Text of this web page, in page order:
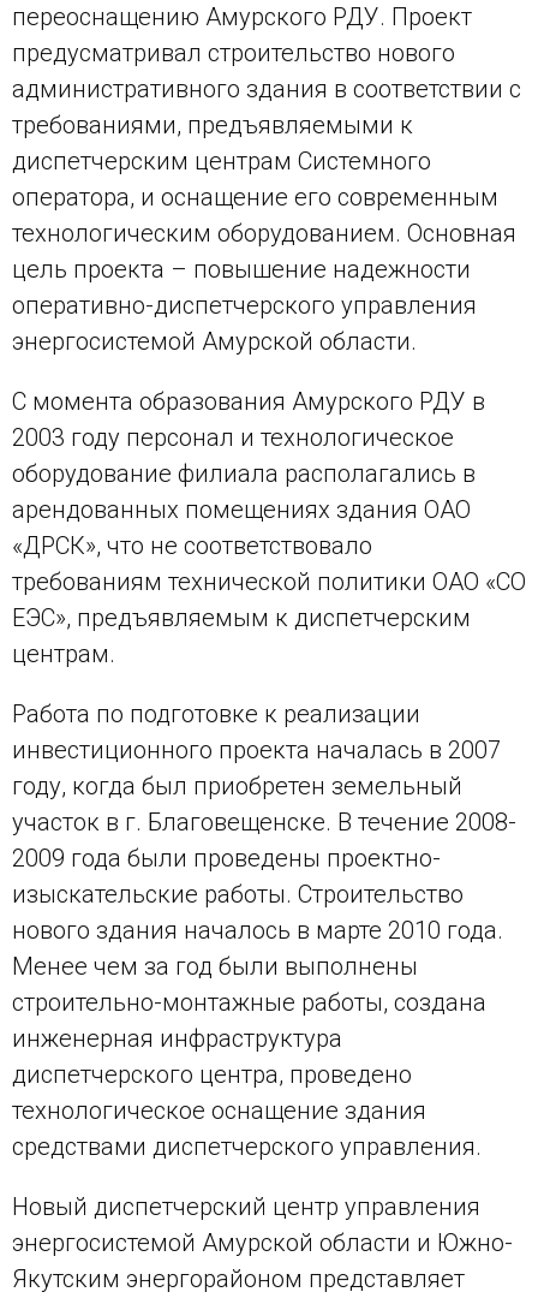
переоснащению Амурского РДУ. Проект
предусматривал строительство нового
административного здания в соответствии с
требованиями, предъявляемыми к
диспетчерским центрам Системного
оператора, и оснащение его современным
технологическим оборудованием. Основная
цель проекта – повышение надежности
оперативно-диспетчерского управления
энергосистемой Амурской области.
С момента образования Амурского РДУ в
2003 году персонал и технологическое
оборудование филиала располагались в
арендованных помещениях здания ОАО
«ДРСК», что не соответствовало
требованиям технической политики ОАО «СО
ЕЭС», предъявляемым к диспетчерским
центрам.
Работа по подготовке к реализации
инвестиционного проекта началась в 2007
году, когда был приобретен земельный
участок в г. Благовещенске. В течение 2008-
2009 года были проведены проектно-
изыскательские работы. Строительство
нового здания началось в марте 2010 года.
Менее чем за год были выполнены
строительно-монтажные работы, создана
инженерная инфраструктура
диспетчерского центра, проведено
технологическое оснащение здания
средствами диспетчерского управления.
Новый диспетчерский центр управления
энергосистемой Амурской области и Южно-
Якутским энергорайоном представляет